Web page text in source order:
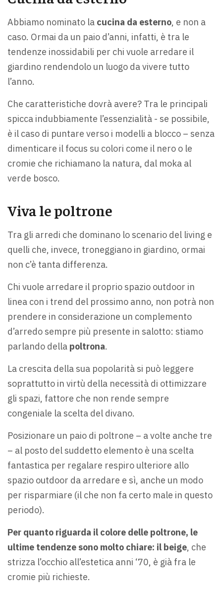
Abbiamo nominato la cucina da esterno, e non a
caso. Ormai da un paio d’anni, infatti, è tra le
tendenze inossidabili per chi vuole arredare il
giardino rendendolo un luogo da vivere tutto
l’anno.
Che caratteristiche dovrà avere? Tra le principali
spicca indubbiamente l’essenzialità - se possibile,
è il caso di puntare verso i modelli a blocco – senza
dimenticare il focus su colori come il nero o le
cromie che richiamano la natura, dal moka al
verde bosco.
Viva le poltrone
Tra gli arredi che dominano lo scenario del living e
quelli che, invece, troneggiano in giardino, ormai
non c’è tanta differenza.
Chi vuole arredare il proprio spazio outdoor in
linea con i trend del prossimo anno, non potrà non
prendere in considerazione un complemento
d’arredo sempre più presente in salotto: stiamo
parlando della poltrona.
La crescita della sua popolarità si può leggere
soprattutto in virtù della necessità di ottimizzare
gli spazi, fattore che non rende sempre
congeniale la scelta del divano.
Posizionare un paio di poltrone – a volte anche tre
– al posto del suddetto elemento è una scelta
fantastica per regalare respiro ulteriore allo
spazio outdoor da arredare e sì, anche un modo
per risparmiare (il che non fa certo male in questo
periodo).
Per quanto riguarda il colore delle poltrone, le
ultime tendenze sono molto chiare: il beige, che
strizza l’occhio all’estetica anni ‘70, è già fra le
cromie più richieste.